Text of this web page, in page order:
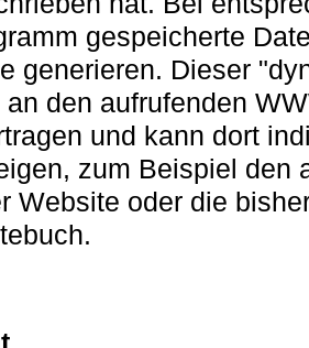
gespeicherte
generieren. Dieser
an den aufrufenden
und kann dort
zum Beispiel den
Website oder die